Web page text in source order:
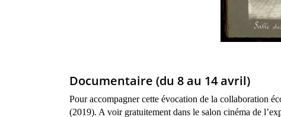
Documentaire (du 8 au 14 avril)
Pour accompagner cette évocation de la collaboration
(2019). A voir gratuitement dans le salon cinéma de